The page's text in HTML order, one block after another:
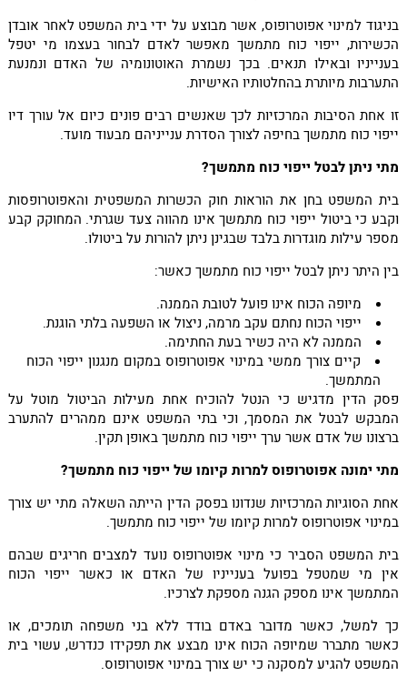
בניגוד למינוי אפוטרופוס, אשר מבוצע על ידי בית המשפט לאחר אובדן
הכשירות, ייפוי כוח מתמשך מאפשר לאדם לבחור בעצמו מי יטפל
בענייניו ובאילו תנאים. בכך נשמרת האוטונומיה של האדם ונמנעת
התערבות מיותרת בהחלטותיו האישיות.
זו אחת הסיבות המרכזיות לכך שאנשים רבים פונים כיום אל עורך דיו
ייפוי כוח מתמשך בחיפה לצורך הסדרת ענייניהם מבעוד מועד.
מתי ניתן לבטל ייפוי כוח מתמשך?
בית המשפט בחן את הוראות חוק הכשרות המשפטית והאפוטרופסות
וקבע כי ביטול ייפוי כוח מתמשך אינו מהווה צעד שגרתי. המחוקק קבע
מספר עילות מוגדרות בלבד שבגינן ניתן להורות על ביטולו.
בין היתר ניתן לבטל ייפוי כוח מתמשך כאשר:
מיופה הכוח אינו פועל לטובת הממנה.
ייפוי הכוח נחתם עקב מרמה, ניצול או השפעה בלתי הוגנת.
הממנה לא היה כשיר בעת החתימה.
קיים צורך ממשי במינוי אפוטרופוס במקום מנגנון ייפוי הכוח
המתמשך.
פסק הדין מדגיש כי הנטל להוכיח אחת מעילות הביטול מוטל על
המבקש לבטל את המסמך, וכי בתי המשפט אינם ממהרים להתערב
ברצונו של אדם אשר ערך ייפוי כוח מתמשך באופן תקין.
מתי ימונה אפוטרופוס למרות קיומו של ייפוי כוח מתמשך?
אחת הסוגיות המרכזיות שנדונו בפסק הדין הייתה השאלה מתי יש צורך
במינוי אפוטרופוס למרות קיומו של ייפוי כוח מתמשך.
בית המשפט הסביר כי מינוי אפוטרופוס נועד למצבים חריגים שבהם
אין מי שמטפל בפועל בענייניו של האדם או כאשר ייפוי הכוח
המתמשך אינו מספק הגנה מספקת לצרכיו.
כך למשל, כאשר מדובר באדם בודד ללא בני משפחה תומכים, או
כאשר מתברר שמיופה הכוח אינו מבצע את תפקידו כנדרש, עשוי בית
המשפט להגיע למסקנה כי יש צורך במינוי אפוטרופוס.